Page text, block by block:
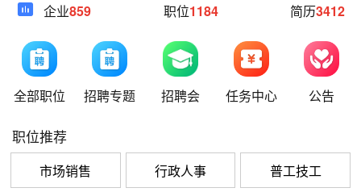
企业859 职位1184 简历3412
全部职位 招聘专题 招聘会 任务中心 公告
职位推荐
市场销售 行政人事 普工技工